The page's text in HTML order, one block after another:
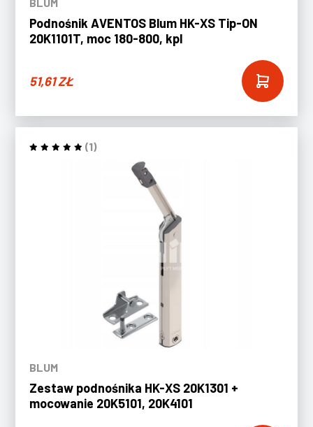
Podnośnik AVENTOS Blum HK-XS Tip-ON
20K1101T, moc 180-800, kpl
51,61ZŁ
(1)
BLUM
Zestaw podnośnika HK-XS 20K1301 +
mocowanie 20K5101, 20K4101